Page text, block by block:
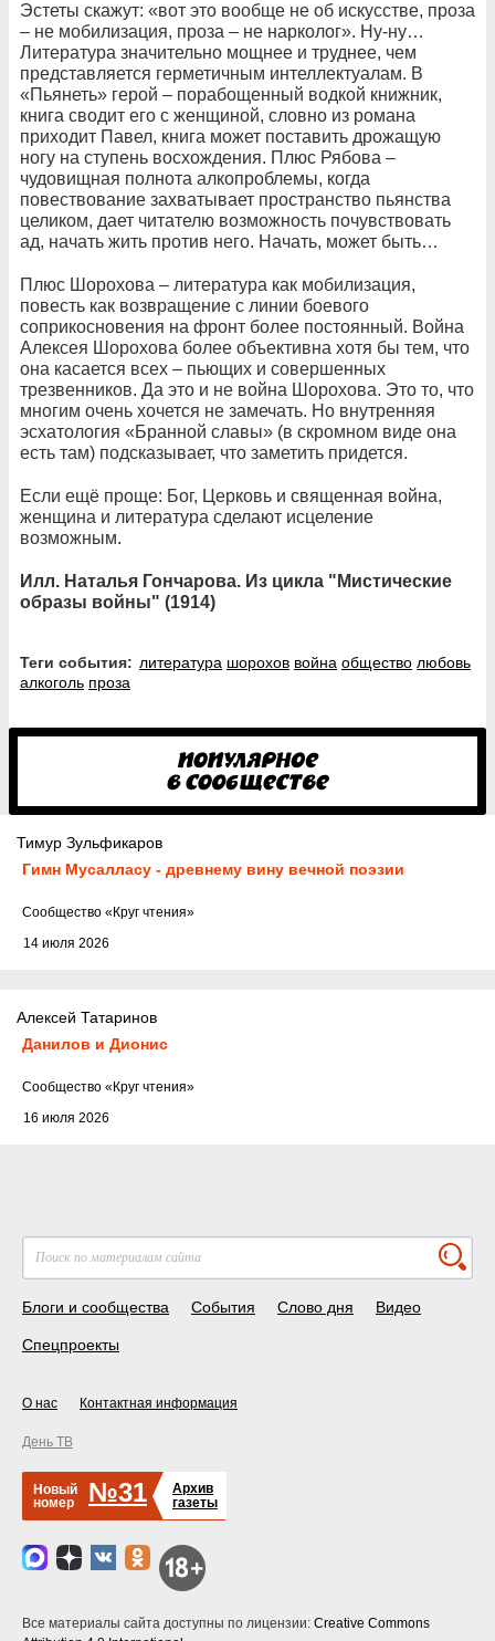
Эстеты скажут: «вот это вообще не об искусстве, проза
– не мобилизация, проза – не нарколог». Ну-ну…
Литература значительно мощнее и труднее, чем
представляется герметичным интеллектуалам. В
«Пьянеть» герой – порабощенный водкой книжник,
книга сводит его с женщиной, словно из романа
приходит Павел, книга может поставить дрожащую
ногу на ступень восхождения. Плюс Рябова –
чудовищная полнота алкопроблемы, когда
повествование захватывает пространство пьянства
целиком, дает читателю возможность почувствовать
ад, начать жить против него. Начать, может быть…
Плюс Шорохова – литература как мобилизация,
повесть как возвращение с линии боевого
соприкосновения на фронт более постоянный. Война
Алексея Шорохова более объективна хотя бы тем, что
она касается всех – пьющих и совершенных
трезвенников. Да это и не война Шорохова. Это то, что
многим очень хочется не замечать. Но внутренняя
эсхатология «Бранной славы» (в скромном виде она
есть там) подсказывает, что заметить придется.
Если ещё проще: Бог, Церковь и священная война,
женщина и литература сделают исцеление
возможным.
Илл. Наталья Гончарова. Из цикла "Мистические
образы войны" (1914)
Теги события: литература шорохов война общество любовь
алкоголь проза
Тимур Зульфикаров
Гимн Мусалласу - древнему вину вечной поэзии
14 июля 2026
Cообщество «Круг чтения»
Алексей Татаринов
Данилов и Дионис
16 июля 2026
Cообщество «Круг чтения»
Блоги и сообщества События Слово дня Видео
Спецпроекты
О нас Контактная информация
День ТВ
Новый
номер
№31
Архив
газеты
Все материалы сайта доступны по лицензии: Creative Commons